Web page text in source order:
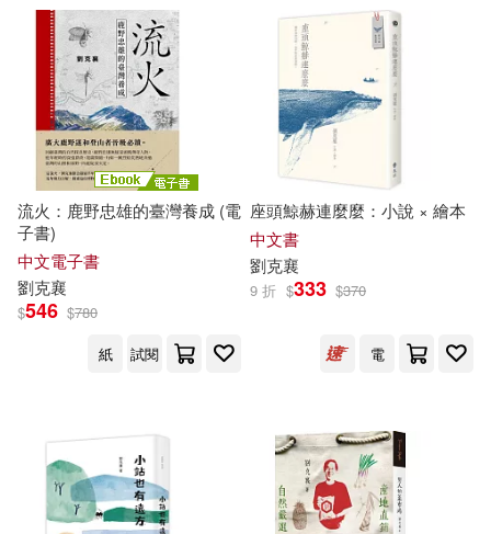
廖玉蕙(1)
張曼娟(1)
朱嘉漢，利格拉樂．阿女烏，李佳
穎，李金蓮，李進文，林文心，林
俊?，阿芒，洪廣冀，范容瑛，馬翊
航，張娟芬，連明偉，陳佩甄，陳
雨航，童偉格，黃崇凱，黃麗群，
楊富閔，葉佳怡，劉克襄，潘家
李昂(1)
李昂、劉克襄、林文義(1)
李清志(1)
親子天下(2)
農業部農村發展及水土保持署(2)
一頁文化(1) 上誼文化公司(1)
二魚文化(1)
內政部國家公園署海洋國家公園管
北京時代華文書局(1) 博揚(1)
嘉義縣政府(1) 大田(1)
可海外宅配(100)
可港澳店取(97)
可新加坡店取(98)
適合平板閱讀(6)
流火：鹿野忠雄的臺灣養成 (電
子書)
中文電子書
劉克襄
$546 $780
紙
試閱
座頭鯨赫連麼麼：小說 × 繪本
中文書
劉克襄
9 折 $333 $370
電